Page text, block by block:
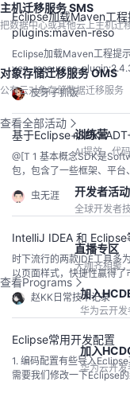
主机迁移服务 SMS
把数据中心或其他云上主机迁
对象存储迁移服务 OMS
公有云对象存储数据迁移服务
查看全部活动
训练营
AI提效，代
开发者活动
全球开发者
直播专区
大咖齐相聚
查看Programs
加入
华为云开发
加入
华为云开发
Eclipse加载Maven工
plugins:maven-reso
Eclipse加载Maven工程提
ven-resources-
类似以下的错误提示：
ven.plugins:maven-
皮牙子抓饭
基于
@[T 1 基本概念SDK是
包，包含了一些框架、平
合；API是Application
DT是Android
APP是Applica...
虫无涯
IntelliJ IDEA 和
时下流行的两款IDE工具多
以页面样式，快捷性赢得了市场大部分
取到本地，通过IDE工具将
cat3：配置server，项目
oject Structure6：加入外...
赵KK日常技术记录
Eclipse常用开发配置
1. 编码配置有些导入
需要我们修改一下Eclipse